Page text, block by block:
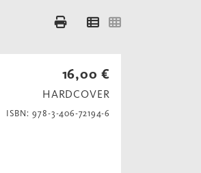
16,00 €
HARDCOVER
ISBN: 978-3-406-72194-6